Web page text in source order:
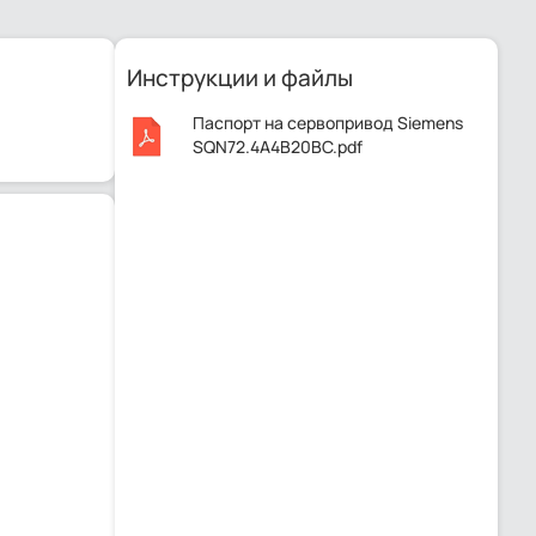
Инструкции и файлы
Паспорт на сервопривод Siemens
SQN72.4A4B20BC.pdf